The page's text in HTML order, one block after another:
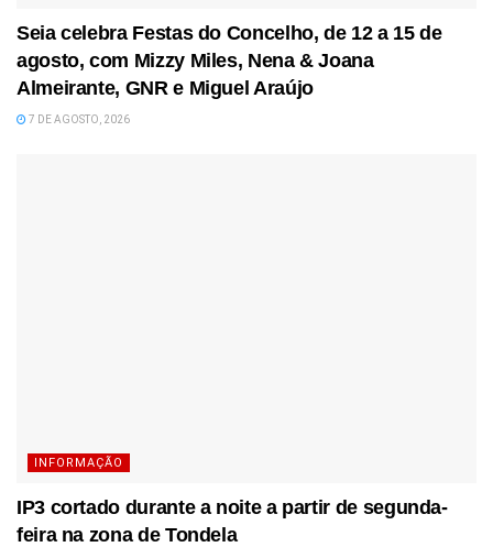
Seia celebra Festas do Concelho, de 12 a 15 de
agosto, com Mizzy Miles, Nena & Joana
Almeirante, GNR e Miguel Araújo
7 DE AGOSTO, 2026
INFORMAÇÃO
IP3 cortado durante a noite a partir de segunda-
feira na zona de Tondela